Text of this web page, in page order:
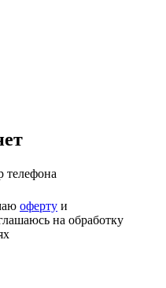
телефона
оферту и
на обработку